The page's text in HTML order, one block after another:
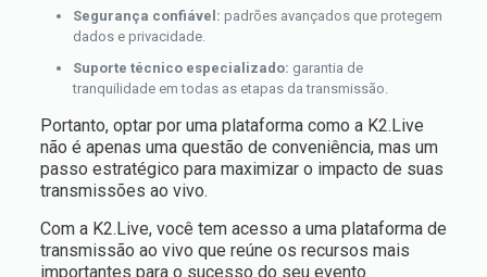
Segurança confiável: padrões avançados que protegem
dados e privacidade.
Suporte técnico especializado: garantia de
tranquilidade em todas as etapas da transmissão.
Portanto, optar por uma plataforma como a K2.Live
não é apenas uma questão de conveniência, mas um
passo estratégico para maximizar o impacto de suas
transmissões ao vivo.
Com a K2.Live, você tem acesso a uma plataforma de
transmissão ao vivo que reúne os recursos mais
importantes para o sucesso do seu evento.